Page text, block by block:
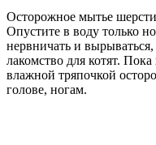
Осторожное мытье
Опустите в воду только
нервничать и
лакомство для котят.
влажной тряпочкой
голове, ногам.